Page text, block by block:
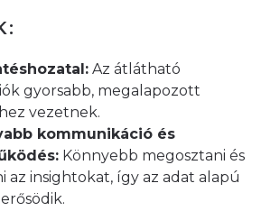
Az átlátható
gyorsabb, megalapozott
vezetnek.
kommunikáció és
Könnyebb megosztani és
az insightokat, így az adat alapú